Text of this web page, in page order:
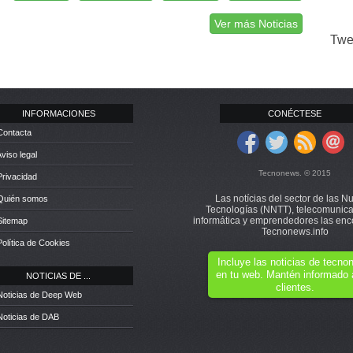
Ver más Noticias
INFORMACIONES
legal
somos
de Cookies
NOTICIAS DE ...
de Deep Web
de DAB
CONÉCTESE
Tecnonews. © 2015
Las notícias del sector de las
Tecnologías (NNTT),
informática y emprendedores las
Tecnonews.info
Incluye las noticias de
en tu web. Mantén informado
clientes.